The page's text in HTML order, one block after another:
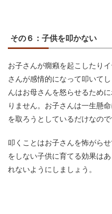
その６：子供を叩かない
お子さんが癇癪を起こしたり
さんが感情的になって叩いて
んはお母さんを怒らせるため
りません。お子さんは一生懸
を取ろうとしているだけなので
叩くことはお子さんを怖がら
をしない子供に育てる効果は
れないようにしましょう。